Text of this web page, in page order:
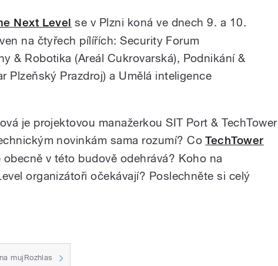
Next Level se v Plzni koná ve dnech 9. a 10.
na čtyřech pílířích:Security Forum
& Robotika (Areál Cukrovarská), Podnikání &
Plzeňský Prazdroj) a Umělá inteligence
je projektovou manažerkou SIT Port & TechTower
novinkám sama rozumí? CoTechTower
v této budově odehrává? Koho na
organizátoři očekávají? Poslechněte si celý
mujRozhlas